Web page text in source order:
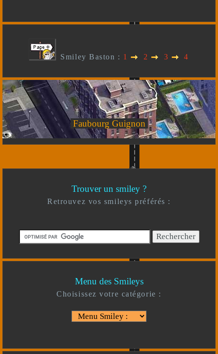
Smiley Baston : 1 2 3 4
Faubourg Guignon
Trouver un smiley ?
Retrouvez vos smileys préférés :
Menu des Smileys
Choisissez votre catégorie :